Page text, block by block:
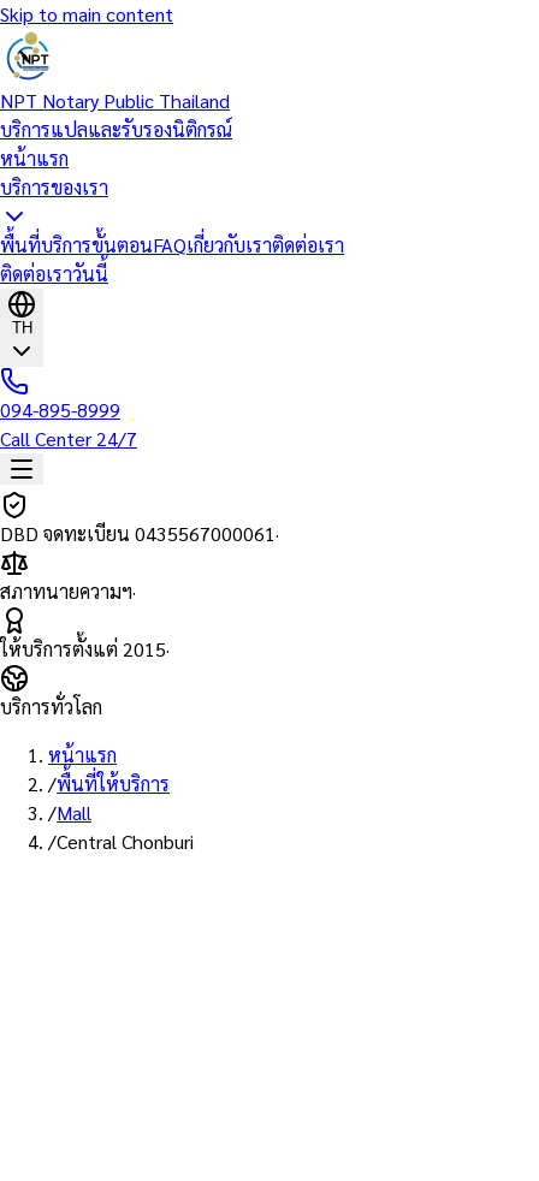
Skip to main content
NPT Notary Public Thailand
บริการแปลและรับรองนิติกรณ์
หน้าแรก
บริการของเรา
พื้นที่บริการขั้นตอนFAQเกี่ยวกับเราติดต่อเรา
ติดต่อเราวันนี้
TH
094-895-8999
Call Center 24/7
DBD จดทะเบียน 0435567000061·
สภาทนายความฯ·
ให้บริการตั้งแต่ 2015·
บริการทั่วโลก
หน้าแรก
/พื้นที่ให้บริการ
/Mall
/Central Chonburi